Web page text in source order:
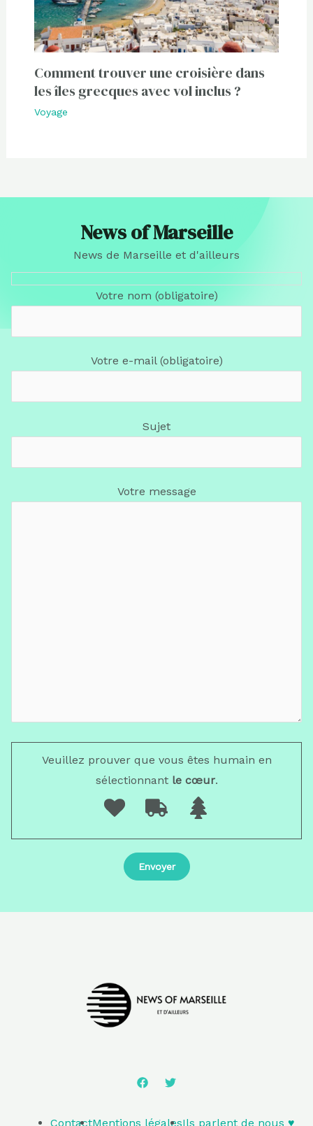
Comment trouver une croisière dans
les îles grecques avec vol inclus ?
Voyage
News of Marseille
News de Marseille et d'ailleurs
Votre nom (obligatoire)
Votre e-mail (obligatoire)
Sujet
Votre message
Veuillez prouver que vous êtes humain en
sélectionnantle cœur.
ContactMentions légalesIls parlent de nous ♥️